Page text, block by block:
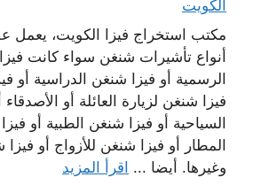
الكويت
مكتب استخراج فيزا الكويت، يعمل
أنواع تأشيرات شنغن سواء كانت
الرسمية أو فيزا شنغن الدراسية أو
فيزا شنغن لزيارة العائلة أو
السياحية أو فيزا شنغن الطبية أو
المطار أو فيزا شنغن للأزواج أو
وغيرها. أيضا ... اقرأ المزيد